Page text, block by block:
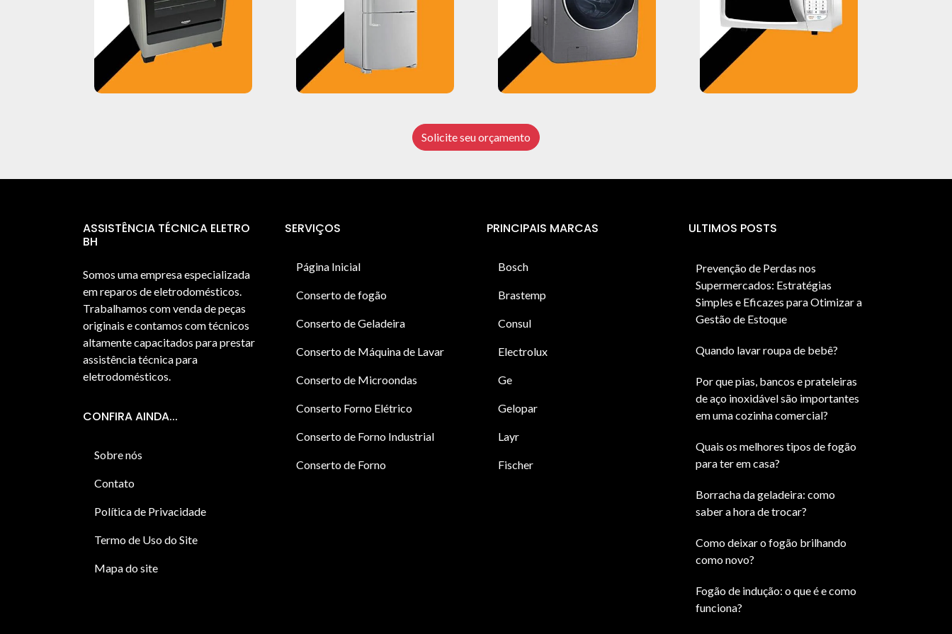
Solicite seu orçamento
ASSISTÊNCIA TÉCNICA ELETRO
BH
Somos uma empresa especializada
em reparos de eletrodomésticos.
Trabalhamos com venda de peças
originais e contamos com técnicos
altamente capacitados para prestar
assistência técnica para
eletrodomésticos.
CONFIRA AINDA...
Sobre nós
Contato
Política de Privacidade
Termo de Uso do Site
Mapa do site
SERVIÇOS
Página Inicial
Conserto de fogão
Conserto de Geladeira
Conserto de Máquina de Lavar
Conserto de Microondas
Conserto Forno Elétrico
Conserto de Forno Industrial
Conserto de Forno
PRINCIPAIS MARCAS
Bosch
Brastemp
Consul
Electrolux
Ge
Gelopar
Layr
Fischer
ULTIMOS POSTS
Prevenção de Perdas nos
Supermercados: Estratégias
Simples e Eficazes para Otimizar a
Gestão de Estoque
Quando lavar roupa de bebê?
Por que pias, bancos e prateleiras
de aço inoxidável são importantes
em uma cozinha comercial?
Quais os melhores tipos de fogão
para ter em casa?
Borracha da geladeira: como
saber a hora de trocar?
Como deixar o fogão brilhando
como novo?
Fogão de indução: o que é e como
funciona?